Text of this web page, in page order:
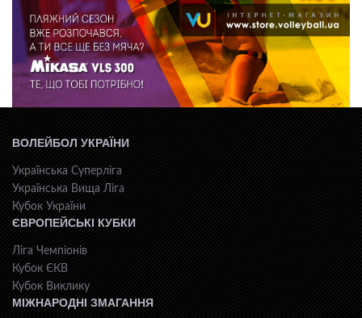
ВОЛЕЙБОЛ УКРАЇНИ
Українська Суперліга
Українська Вища Ліга
Кубок України
ЄВРОПЕЙСЬКІ КУБКИ
Ліга Чемпіонів
Кубок ЄКВ
Кубок Виклику
МІЖНАРОДНІ ЗМАГАННЯ